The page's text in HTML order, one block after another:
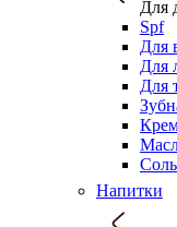
Для
Spf
Для
Для
Для
Напитки